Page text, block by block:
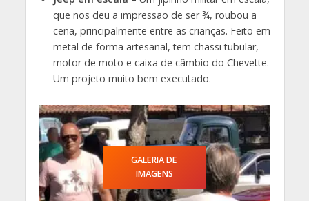
que nos deu a impressão de ser ¾, roubou a
cena, principalmente entre as crianças. Feito em
metal de forma artesanal, tem chassi tubular,
motor de moto e caixa de câmbio do Chevette.
Um projeto muito bem executado.
GALERIA DE
IMAGENS